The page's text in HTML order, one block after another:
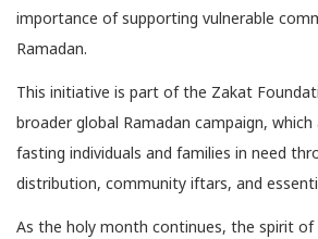
importance of supporting vulnerable
Ramadan.
This initiative is part of the Zakat
broader global Ramadan campaign,
fasting individuals and families in need
distribution, community iftars, and
As the holy month continues, the spirit of